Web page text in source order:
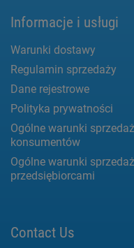
Informacje i usługi
Warunki dostawy
Regulamin sprzedaży
Dane rejestrowe
Polityka prywatności
Ogólne warunki
konsumentów
Ogólne warunki
przedsiębiorcami
Contact Us